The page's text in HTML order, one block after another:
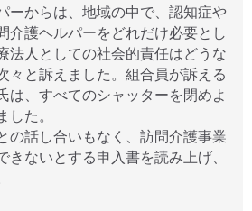
ーからは、地域の中で、認知症や
介護ヘルパーをどれだけ必要とし
法人としての社会的責任はどうな
々と訴えました。組合員が訴える
は、すべてのシャッターを閉めよ
した。
の話し合いもなく、訪問介護事業
きないとする申入書を読み上げ、